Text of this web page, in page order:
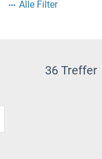
Alle Filter
36 Treffer